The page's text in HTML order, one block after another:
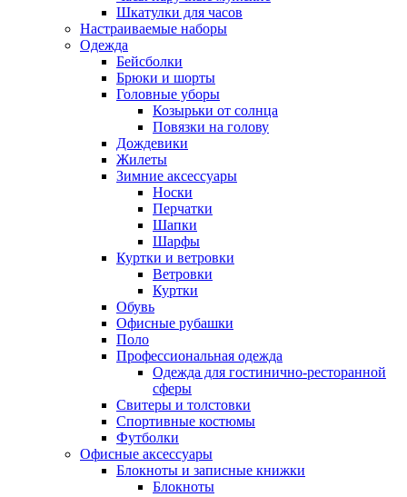
Шкатулки для часов
Настраиваемые наборы
Одежда
Бейсболки
Брюки и шорты
Головные уборы
Козырьки от солнца
Повязки на голову
Дождевики
Жилеты
Зимние аксессуары
Носки
Перчатки
Шапки
Шарфы
Куртки и ветровки
Ветровки
Куртки
Обувь
Офисные рубашки
Поло
Профессиональная одежда
Одежда для гостинично-ресторанной
сферы
Свитеры и толстовки
Спортивные костюмы
Футболки
Офисные аксессуары
Блокноты и записные книжки
Блокноты